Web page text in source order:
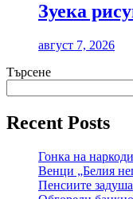
Зуека
август 7, 2026
Търсене
Recent Posts
Гонка на
Венци „Белия
Пенсиите